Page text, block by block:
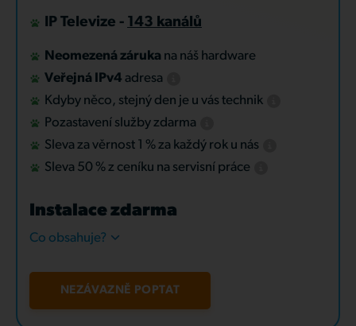
IP Televize - 143 kanálů
Neomezená záruka na náš hardware
Veřejná IPv4 adresa
Kdyby něco, stejný den je u vás technik
Pozastavení služby zdarma
Sleva za věrnost 1 % za každý rok u nás
Sleva 50 % z ceníku na servisní práce
Instalace zdarma
Co obsahuje?
NEZÁVAZNĚ POPTAT